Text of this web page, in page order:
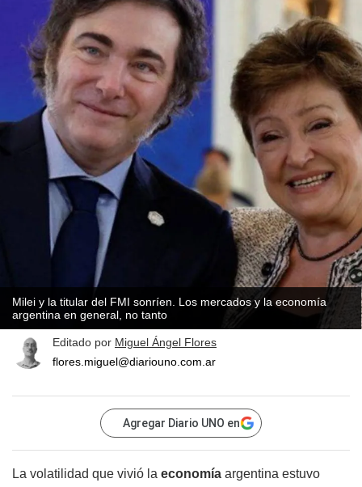
Milei y la titular del FMI sonríen. Los mercados y la economía
argentina en general, no tanto
Editado por Miguel Ángel Flores
flores.miguel@diariouno.com.ar
Agregar Diario UNO en
La volatilidad que vivió la economía argentina estuvo